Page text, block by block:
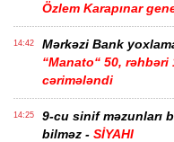
Özlem Karapınar
14:42
Mərkəzi Bank
“Manato“ 50, rəhbəri
cərimələndi
14:25
9-cu sinif məzunları
bilməz - SİYAHI